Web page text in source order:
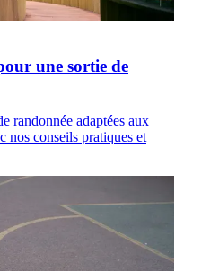
une sortie de
randonnée adaptées aux
nos conseils pratiques et